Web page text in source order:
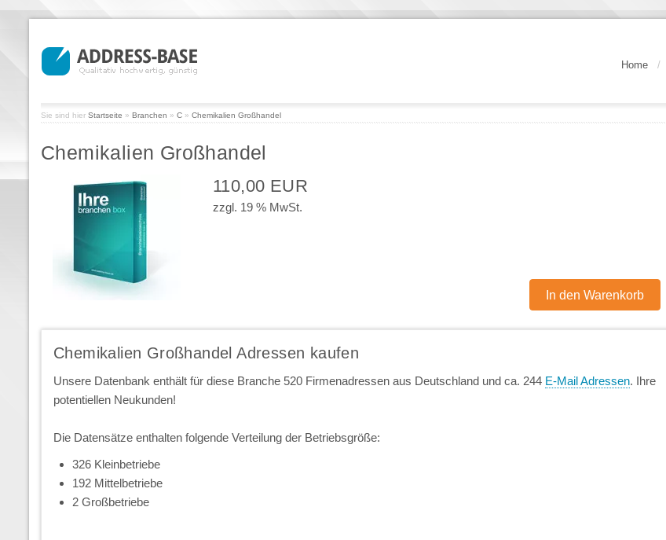
Home /
Sie sind hier Startseite » Branchen » C » Chemikalien Großhandel
Chemikalien Großhandel
110,00 EUR
zzgl. 19 % MwSt.
Chemikalien Großhandel Adressen kaufen
Unsere Datenbank enthält für diese Branche 520 Firmenadressen aus Deutschland und ca. 244 E-Mail Adressen. Ihre
potentiellen Neukunden!
Die Datensätze enthalten folgende Verteilung der Betriebsgröße:
326 Kleinbetriebe
192 Mittelbetriebe
2 Großbetriebe